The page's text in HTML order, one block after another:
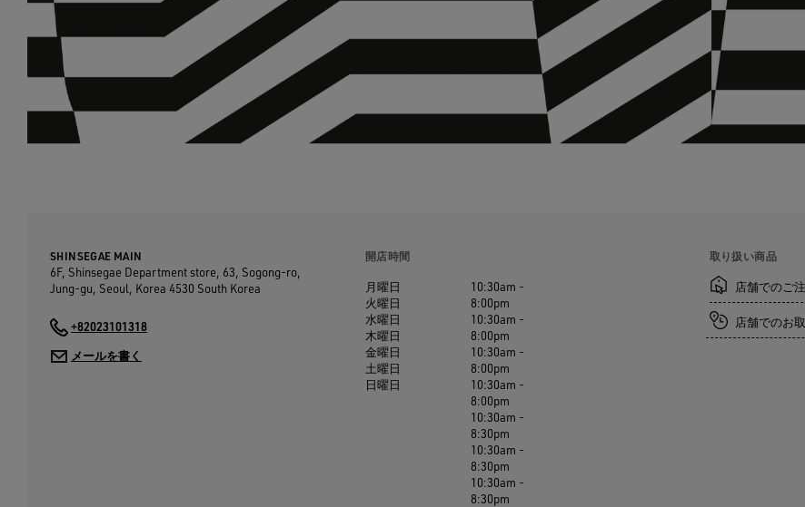
SHINSEGAE MAIN
6F, Shinsegae Department store, 63, Sogong-ro,
Jung-gu, Seoul, Korea 4530 South Korea
+82023101318
メールを書く
開店時間
月曜日
火曜日
水曜日
木曜日
金曜日
土曜日
日曜日
10:30am -
8:00pm
10:30am -
8:00pm
10:30am -
8:00pm
10:30am -
8:00pm
10:30am -
8:30pm
10:30am -
8:30pm
10:30am -
8:30pm
取り扱い商品
店舗でのご
店舗でのお